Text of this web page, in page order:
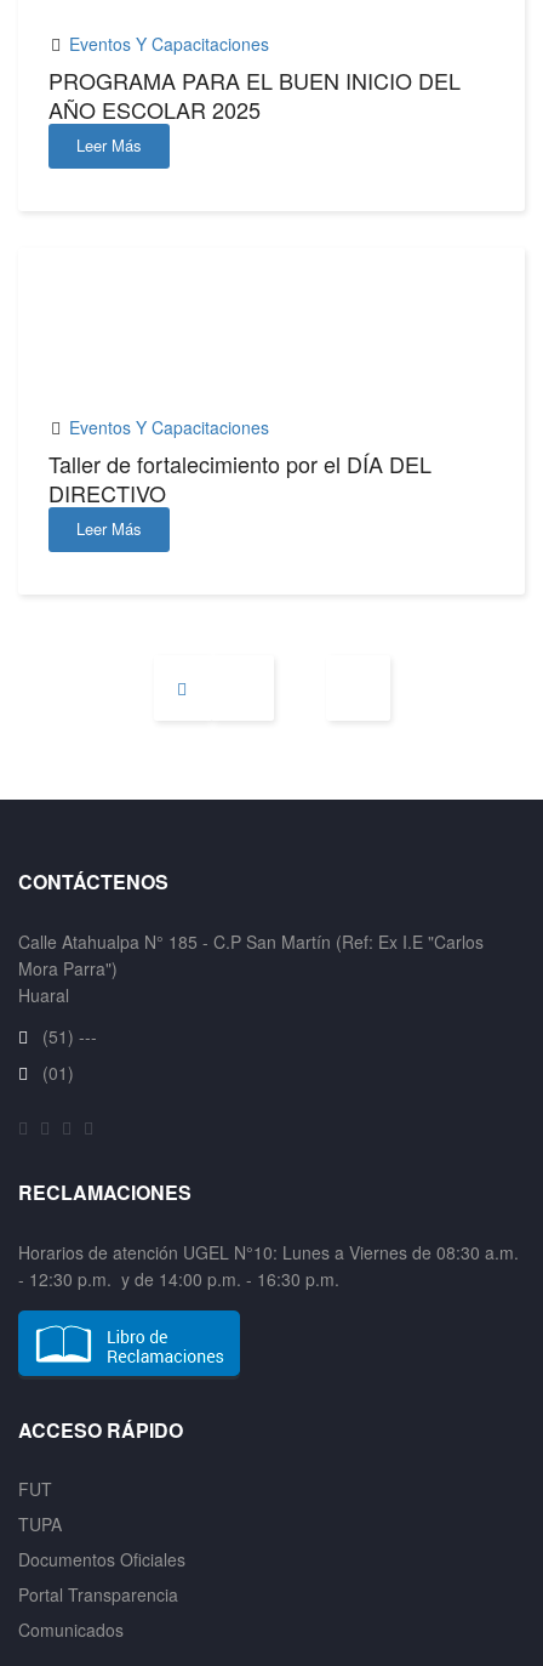
Eventos Y Capacitaciones
PROGRAMA PARA EL BUEN INICIO DEL
AÑO ESCOLAR 2025
Leer Más
Eventos Y Capacitaciones
Taller de fortalecimiento por el DÍA DEL
DIRECTIVO
Leer Más
CONTÁCTENOS
Calle Atahualpa N° 185 - C.P San Martín (Ref: Ex I.E "Carlos
Mora Parra")
Huaral
(51) ---
(01)
RECLAMACIONES
Horarios de atención UGEL N°10: Lunes a Viernes de 08:30 a.m.
- 12:30 p.m. y de 14:00 p.m. - 16:30 p.m.
ACCESO RÁPIDO
FUT
TUPA
Documentos Oficiales
Portal Transparencia
Comunicados